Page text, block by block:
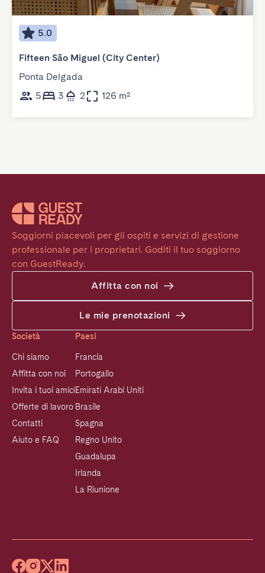
5.0
Fifteen São Miguel (City Center)
Ponta Delgada
5
3 2 126 m²
Soggiorni piacevoli per gli ospiti e servizi di gestione
professionale per i proprietari. Goditi il tuo soggiorno
con GuestReady.
Affitta con noi
Le mie prenotazioni
Società
Chi siamo
Affitta con noi
Invita i tuoi amici
Offerte di lavoro
Contatti
Aiuto e FAQ
Paesi
Francia
Portogallo
Emirati Arabi Uniti
Brasile
Spagna
Regno Unito
Guadalupa
Irlanda
La Riunione